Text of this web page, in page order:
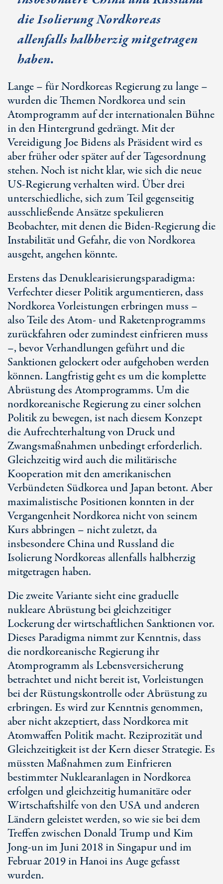
die Isolierung Nordkoreas
allenfalls halbherzig mitgetragen
haben.
Lange – für Nordkoreas Regierung zu lange –
wurden die Themen Nordkorea und sein
Atomprogramm auf der internationalen Bühne
in den Hintergrund gedrängt. Mit der
Vereidigung Joe Bidens als Präsident wird es
aber früher oder später auf der Tagesordnung
stehen. Noch ist nicht klar, wie sich die neue
US-Regierung verhalten wird. Über drei
unterschiedliche, sich zum Teil gegenseitig
ausschließende Ansätze spekulieren
Beobachter, mit denen die Biden-Regierung die
Instabilität und Gefahr, die von Nordkorea
ausgeht, angehen könnte.
Erstens das Denuklearisierungsparadigma:
Verfechter dieser Politik argumentieren, dass
Nordkorea Vorleistungen erbringen muss –
also Teile des Atom- und Raketenprogramms
zurückfahren oder zumindest einfrieren muss
–, bevor Verhandlungen geführt und die
Sanktionen gelockert oder aufgehoben werden
können. Langfristig geht es um die komplette
Abrüstung des Atomprogramms. Um die
nordkoreanische Regierung zu einer solchen
Politik zu bewegen, ist nach diesem Konzept
die Aufrechterhaltung von Druck und
Zwangsmaßnahmen unbedingt erforderlich.
Gleichzeitig wird auch die militärische
Kooperation mit den amerikanischen
Verbündeten Südkorea und Japan betont. Aber
maximalistische Positionen konnten in der
Vergangenheit Nordkorea nicht von seinem
Kurs abbringen – nicht zuletzt, da
insbesondere China und Russland die
Isolierung Nordkoreas allenfalls halbherzig
mitgetragen haben.
Die zweite Variante sieht eine graduelle
nukleare Abrüstung bei gleichzeitiger
Lockerung der wirtschaftlichen Sanktionen vor.
Dieses Paradigma nimmt zur Kenntnis, dass
die nordkoreanische Regierung ihr
Atomprogramm als Lebensversicherung
betrachtet und nicht bereit ist, Vorleistungen
bei der Rüstungskontrolle oder Abrüstung zu
erbringen. Es wird zur Kenntnis genommen,
aber nicht akzeptiert, dass Nordkorea mit
Atomwaffen Politik macht. Reziprozität und
Gleichzeitigkeit ist der Kern dieser Strategie. Es
müssten Maßnahmen zum Einfrieren
bestimmter Nuklearanlagen in Nordkorea
erfolgen und gleichzeitig humanitäre oder
Wirtschaftshilfe von den USA und anderen
Ländern geleistet werden, so wie sie bei dem
Treffen zwischen Donald Trump und Kim
Jong-un im Juni 2018 in Singapur und im
Februar 2019 in Hanoi ins Auge gefasst
wurden.